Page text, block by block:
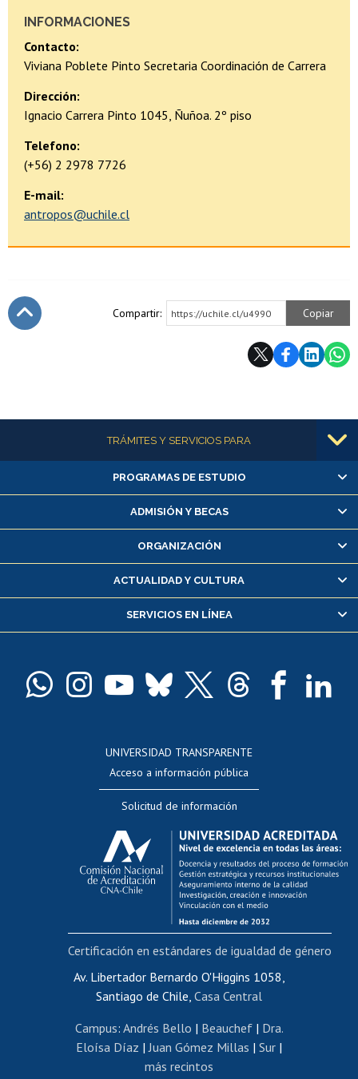
INFORMACIONES
Contacto:
Viviana Poblete Pinto Secretaria Coordinación de Carrera
Dirección:
Ignacio Carrera Pinto 1045, Ñuñoa. 2º piso
Telefono:
(+56) 2 2978 7726
E-mail:
antropos@uchile.cl
Compartir: https://uchile.cl/u4990 Copiar
Más informaciónTRÁMITES Y SERVICIOS PARA
Alumnas/os y exalumnas/os
Matrícula en línea
Inscripción y cambio de asignaturas
Consulta y certificado de notas
Servicio médico y dental
Pago de arancel y crédito alumnos
Docentes
Perfeccionamiento
Editar Portafolio Académico
Evaluación docente
Calificación académica
Postulación al AUCAI
Funcionarias/os
Cursos internos de capacitación
Bienestar del personal
Portal de movilidad interna
Certificado de renta
Certificado de renta honorarios
Editar páginas blancas
Extranjeras/os
PROGRAMAS DE ESTUDIO
ADMISIÓN Y BECAS
ORGANIZACIÓN
ACTUALIDAD Y CULTURA
SERVICIOS EN LÍNEA
UNIVERSIDAD TRANSPARENTE
Acceso a información pública
Solicitud de información
Av. Libertador Bernardo O'Higgins 1058,
Santiago de Chile, Casa Central
Campus: Andrés Bello | Beauchef| Dra.
Eloísa Díaz | Juan Gómez Millas | Sur |
más recintos
Certificación en estándares de igualdad de género